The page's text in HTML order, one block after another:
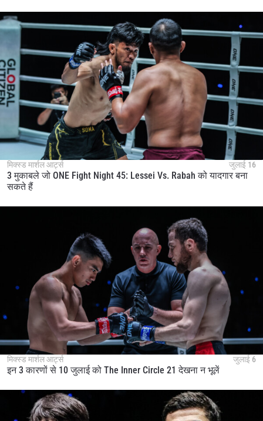
मिक्स्ड मार्शल आर्ट्स जुलाई 16
3 मुकाबले जो ONE Fight Night 45: Lessei Vs. Rabah को यादगार बना
सकते हैं
मिक्स्ड मार्शल आर्ट्स जुलाई 6
इन 3 कारणों से 10 जुलाई को The Inner Circle 21 देखना न भूलें